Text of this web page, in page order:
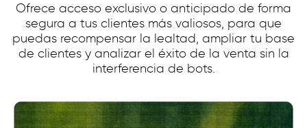
Generalidades
Comercio online
Venta de entradas
Sector público
Servicios Financieros
Telecomunicaciones
Galería sala de espera
Ofrece acceso exclusivo o anticipado de forma
segura a tus clientes más valiosos, para que
puedas recompensar la lealtad, ampliar tu base
de clientes y analizar el éxito de la venta sin la
interferencia de bots.